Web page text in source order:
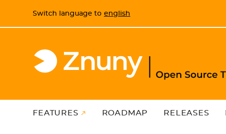
Switch language to english
FEATURES ROADMAP RELEASES